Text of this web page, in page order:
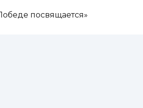
посвящается»